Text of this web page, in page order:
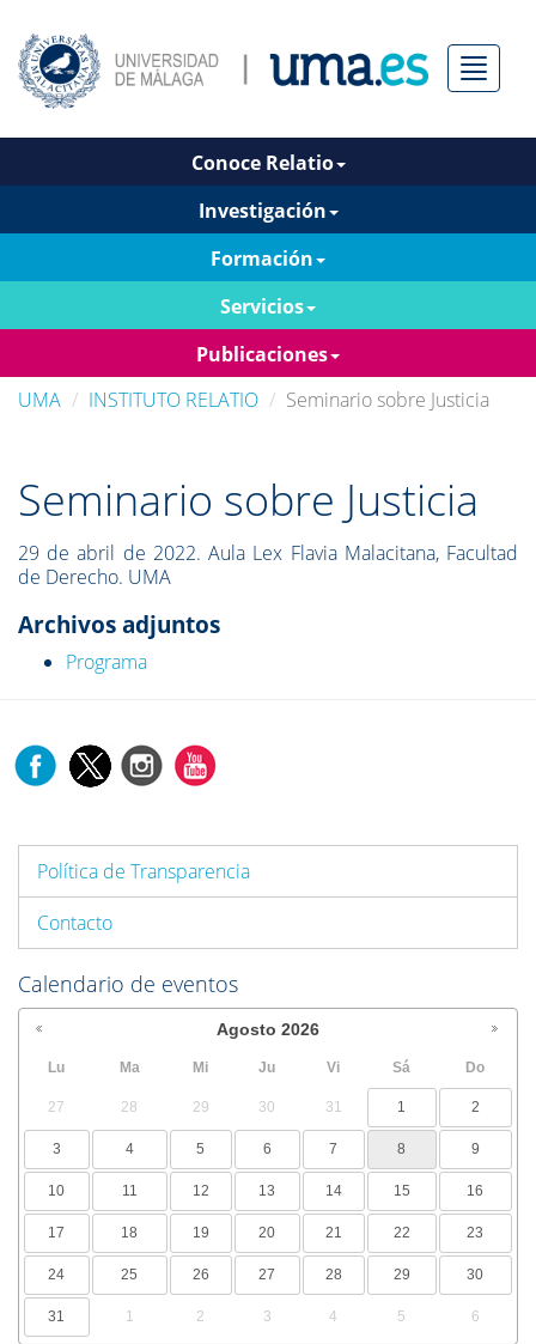
Menú
Conoce Relatio
Investigación
Formación
Servicios
Publicaciones
UMA
INSTITUTO RELATIO Seminario sobre Justicia
Seminario sobre Justicia
29 de abril de 2022. Aula Lex Flavia Malacitana, Facultad
de Derecho. UMA
Archivos adjuntos
Programa
Política de Transparencia
Contacto
Calendario de eventos
Agosto 2026
Lu Ma Mi Ju Vi Sá Do
27 28 29 30 31 1 2
3 4 5 6 7 8 9
10 11 12 13 14 15 16
17 18 19 20 21 22 23
24 25 26 27 28 29 30
31 1 2 3 4 5 6